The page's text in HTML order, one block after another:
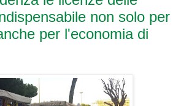
non solo per
per l'economia di